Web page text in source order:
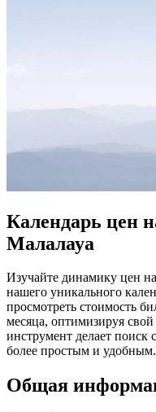
Календарь цен
Малалауа
Изучайте динамику цен
нашего уникального
просмотреть стоимость
месяца, оптимизируя
инструмент делает
более простым и удобным.
Общая